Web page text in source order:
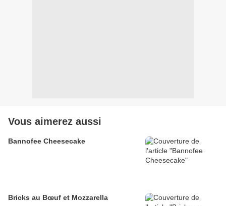
Vous aimerez aussi
Bannofee Cheesecake
Bricks au Bœuf et Mozzarella